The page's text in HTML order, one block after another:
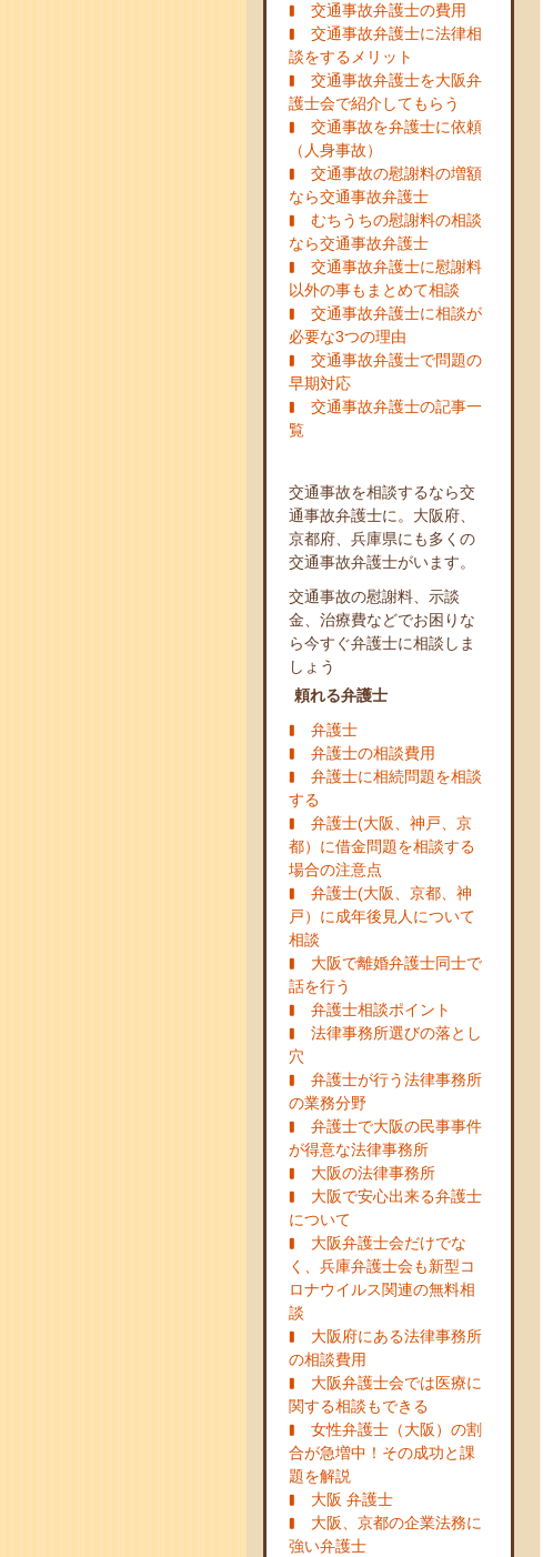
交通事故弁護士の費用
交通事故弁護士に法律相
談をするメリット
交通事故弁護士を大阪弁
護士会で紹介してもらう
交通事故を弁護士に依頼
（人身事故）
交通事故の慰謝料の増額
なら交通事故弁護士
むちうちの慰謝料の相談
なら交通事故弁護士
交通事故弁護士に慰謝料
以外の事もまとめて相談
交通事故弁護士に相談が
必要な3つの理由
交通事故弁護士で問題の
早期対応
交通事故弁護士の記事一
覧
交通事故を相談するなら交
通事故弁護士に。大阪府、
京都府、兵庫県にも多くの
交通事故弁護士がいます。
交通事故の慰謝料、示談
金、治療費などでお困りな
ら今すぐ弁護士に相談しま
しょう
頼れる弁護士
弁護士
弁護士の相談費用
弁護士に相続問題を相談
する
弁護士(大阪、神戸、京
都）に借金問題を相談する
場合の注意点
弁護士(大阪、京都、神
戸）に成年後見人について
相談
大阪で離婚弁護士同士で
話を行う
弁護士相談ポイント
法律事務所選びの落とし
穴
弁護士が行う法律事務所
の業務分野
弁護士で大阪の民事事件
が得意な法律事務所
大阪の法律事務所
大阪で安心出来る弁護士
について
大阪弁護士会だけでな
く、兵庫弁護士会も新型コ
ロナウイルス関連の無料相
談
大阪府にある法律事務所
の相談費用
大阪弁護士会では医療に
関する相談もできる
女性弁護士（大阪）の割
合が急増中！その成功と課
題を解説
大阪 弁護士
大阪、京都の企業法務に
強い弁護士